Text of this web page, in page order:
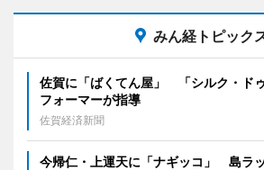
みん経トピック
佐賀に「ばくてん屋」 「シルク・ド
フォーマーが指導
佐賀経済新聞
今帰仁・上運天に「ナギッコ」 島ラ